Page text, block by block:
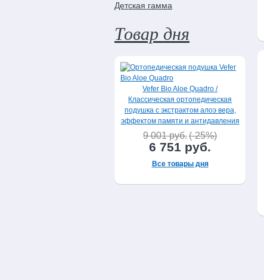
Детская гамма
Товар дня
Vefer Bio Aloe Quadro /
Классическая ортопедическая
подушка с экстрактом алоэ вера,
эффектом памяти и антидавления
9 001 руб.(-25%)
6 751 руб.
Все товары дня